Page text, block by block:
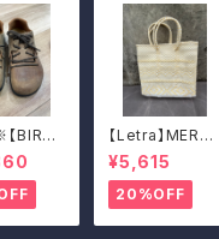
BIRKE
】Mon
3
【Letra】MERC
AD BAG(WOV
EN)
¥5,615
20%OFF